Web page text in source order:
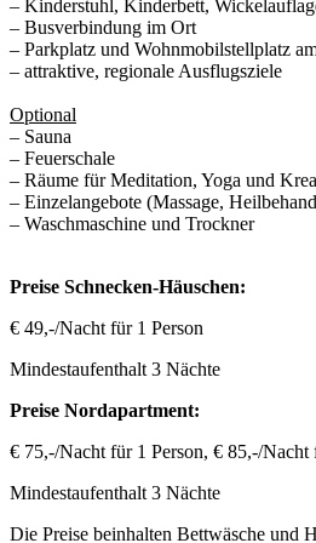
– Kinderstuhl, Kinderbett,
– Busverbindung im Ort
– Parkplatz und Wohnmobilstellplatz
– attraktive, regionale Ausflugsziele
Optional
– Sauna
– Feuerschale
– Räume für Meditation, Yoga und
– Einzelangebote (Massage,
– Waschmaschine und Trockner
Preise Schnecken-Häuschen:
€ 49,-/Nacht für 1 Person
Mindestaufenthalt 3 Nächte
Preise Nordapartment:
€ 75,-/Nacht für 1 Person, € 85,-/Nacht
Mindestaufenthalt 3 Nächte
Die Preise beinhalten Bettwäsche und